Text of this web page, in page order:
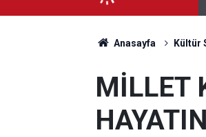
Anasayfa Kültür
MİLLET